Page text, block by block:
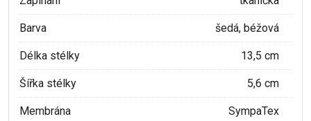
Barva šedá, béžová
Délka stélky 13,5 cm
Šířka stélky 5,6 cm
Membrána SympaTex